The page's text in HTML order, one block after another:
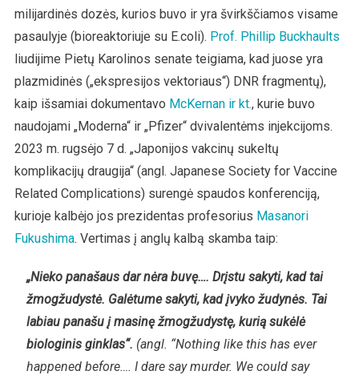
milijardinės dozės, kurios buvo ir yra švirkščiamos visame
pasaulyje (bioreaktoriuje su E.coli). Prof. Phillip Buckhaults
liudijime Pietų Karolinos senate teigiama, kad juose yra
plazmidinės („ekspresijos vektoriaus“) DNR fragmentų),
kaip išsamiai dokumentavo McKernan ir kt., kurie buvo
naudojami „Moderna“ ir „Pfizer“ dvivalentėms injekcijoms.
2023 m. rugsėjo 7 d. „Japonijos vakcinų sukeltų
komplikacijų draugija“ (angl. Japanese Society for Vaccine
Related Complications) surengė spaudos konferenciją,
kurioje kalbėjo jos prezidentas profesorius Masanori
Fukushima. Vertimas į anglų kalbą skamba taip:
„Nieko panašaus dar nėra buvę…. Drįstu sakyti, kad tai
žmogžudystė. Galėtume sakyti, kad įvyko žudynės. Tai
labiau panašu į masinę žmogžudystę, kurią sukėlė
biologinis ginklas“. (angl. “Nothing like this has ever
happened before…. I dare say murder. We could say